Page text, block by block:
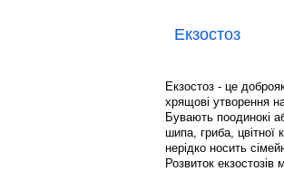
Екзостоз
Екзостоз - це
хрящові утворення
Бувають поодинокі
шипа, гриба, цвітної
нерідко носить
Розвиток